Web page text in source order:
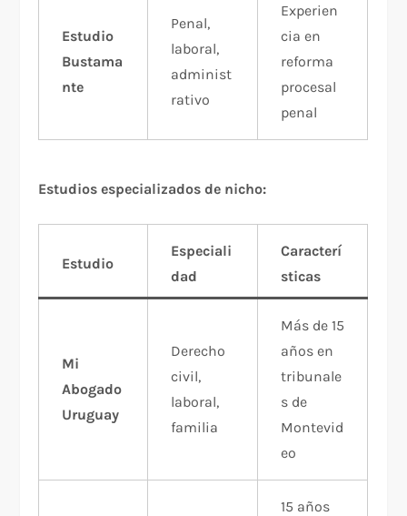
Estudio
Bustama
nte
Penal,
laboral,
administ
rativo
Experien
cia en
reforma
procesal
penal​
Estudios especializados de nicho:
Estudio
Especiali
dad
Caracterí
sticas
Mi
Abogado
Uruguay
Derecho
civil,
laboral,
familia
Más de 15
años en
tribunale
s de
Montevid
eo​
15 años